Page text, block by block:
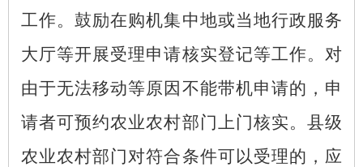
工作。鼓励在购机集中地或当地行政服务
大厅等开展受理申请核实登记等工作。对
由于无法移动等原因不能带机申请的，申
请者可预约农业农村部门上门核实。县级
农业农村部门对符合条件可以受理的，应